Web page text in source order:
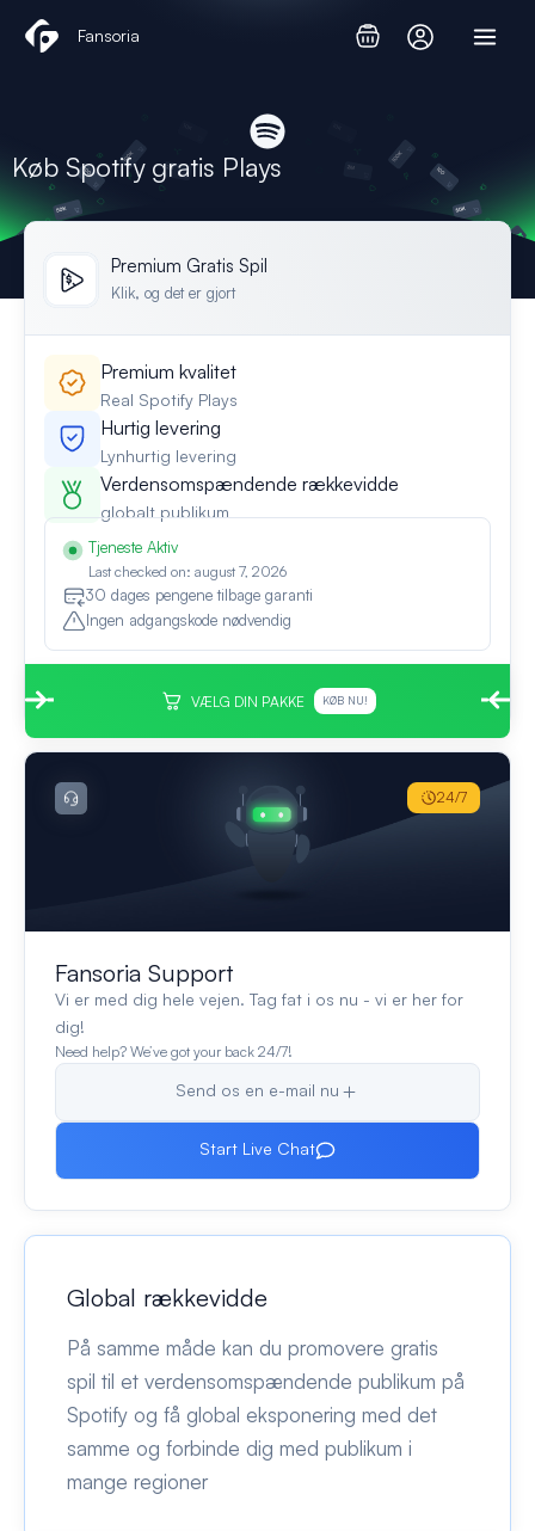
Fansoria
Køb Spotify gratis Plays
Premium Gratis Spil
Klik, og det er gjort
Premium kvalitet
Real Spotify Plays
Hurtig levering
Lynhurtig levering
Verdensomspændende rækkevidde
globalt publikum
Tjeneste Aktiv
Last checked on: august 7, 2026
30 dages pengene tilbage garanti
Ingen adgangskode nødvendig
VÆLG DIN PAKKE KØB NU!
Fansoria Support
Vi er med dig hele vejen. Tag fat i os nu - vi er her for
dig!
Need help? We’ve got your back 24/7!
Send os en e-mail nu
Start Live Chat
24/7
Global rækkevidde
På samme måde kan du promovere gratis
spil til et verdensomspændende publikum på
Spotify og få global eksponering med det
samme og forbinde dig med publikum i
mange regioner